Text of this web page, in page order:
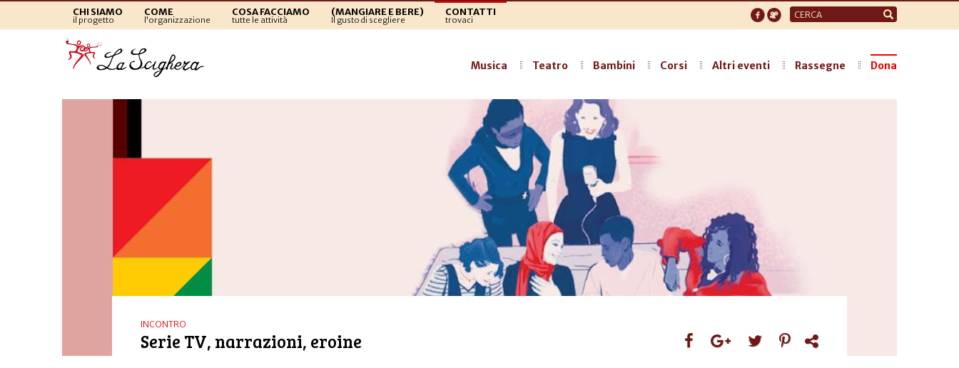
CHI SIAMO
il progetto
COME
l'organizzazione
COSA FACCIAMO
tutte le attività
(MANGIARE E BERE)
Il gusto di scegliere
CONTATTI
trovaci
Form
di
Musica Teatro Bambini Corsi Altri eventi Rassegne Dona
INCONTRO
Serie TV, narrazioni, eroine